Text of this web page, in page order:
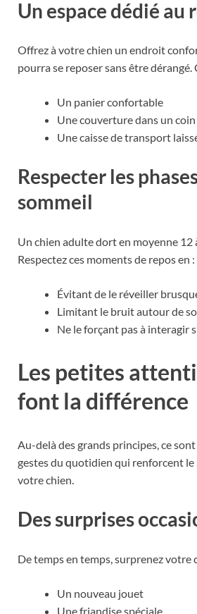
Un espace dédié au
Offrez à votre chien un endroit
pourra se reposer sans être dérangé.
Un panier confortable
Une couverture dans un
Une caisse de transport
Respecter les
sommeil
Un chien adulte dort en moyenne 12
Respectez ces moments de repos en :
Évitant de le réveiller
Limitant le bruit autour de
Ne le forçant pas à interagir
Les petites
font la différence
Au-delà des grands principes, ce
gestes du quotidien qui renforcent le
votre chien.
Des surprises
De temps en temps, surprenez votre
Un nouveau jouet
Une friandise spéciale